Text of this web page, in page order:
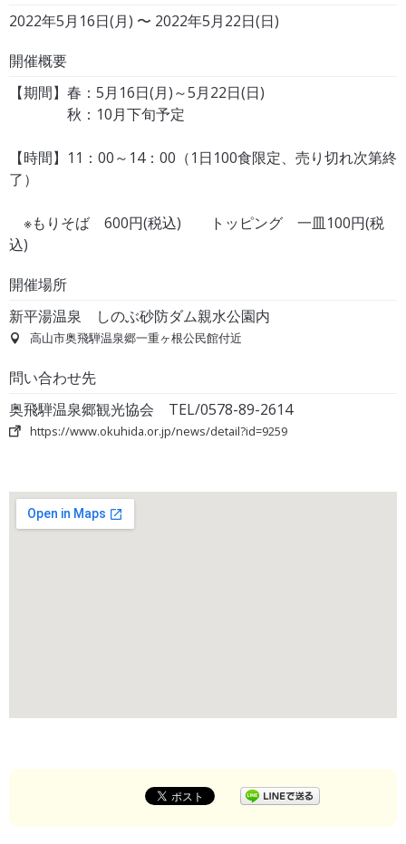
2022年5月16日(月) 〜 2022年5月22日(日)
開催概要
【期間】春：5月16日(月)～5月22日(日)
秋：10月下旬予定
【時間】11：00～14：00（1日100食限定、売り切れ次第終
了）
※もりそば 600円(税込) トッピング 一皿100円(税
込)
開催場所
新平湯温泉 しのぶ砂防ダム親水公園内
高山市奥飛騨温泉郷一重ヶ根公民館付近
問い合わせ先
奥飛騨温泉郷観光協会 TEL/0578-89-2614
https://www.okuhida.or.jp/news/detail?id=9259